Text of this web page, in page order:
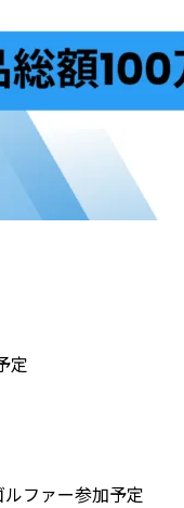
定
ファー参加予定